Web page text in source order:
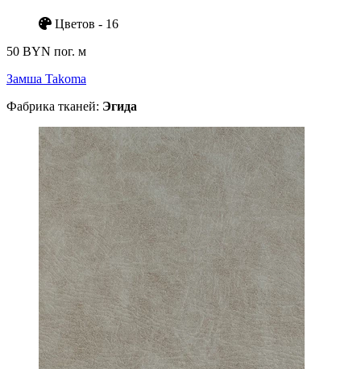
Цветов - 16
50 BYN пог. м
Замша Takoma
Фабрика тканей: Эгида